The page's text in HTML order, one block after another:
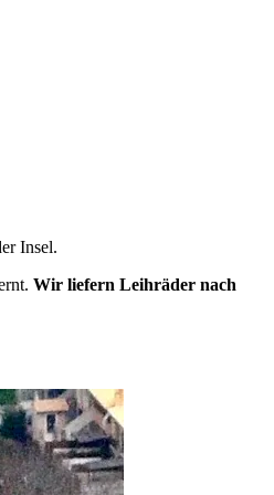
Buchung hinzu.
nach der Fahrzeit von
Insel.
Wir liefern Leihräder nach